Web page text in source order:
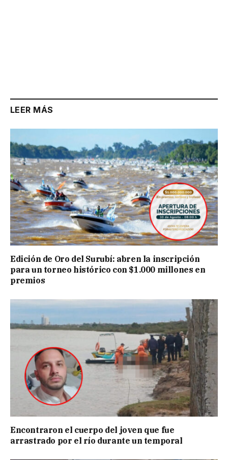
LEER MÁS
Edición de Oro del Surubí: abren la inscripción
para un torneo histórico con $1.000 millones en
premios
Encontraron el cuerpo del joven que fue
arrastrado por el río durante un temporal